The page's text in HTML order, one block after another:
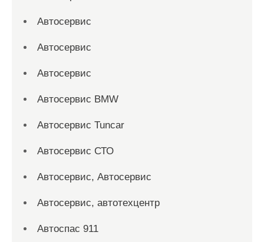
Автосервис
Автосервис
Автосервис
Автосервис BMW
Автосервис Tuncar
Автосервис СТО
Автосервис, Автосервис
Автосервис, автотехцентр
Автоспас 911